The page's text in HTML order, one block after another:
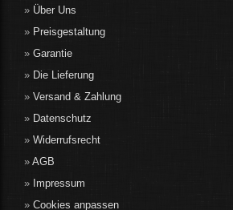
Über Uns
Preisgestaltung
Garantie
Die Lieferung
Versand & Zahlung
Datenschutz
Widerrufsrecht
AGB
Impressum
Cookies anpassen